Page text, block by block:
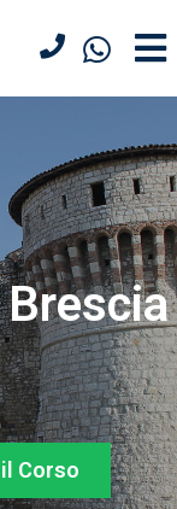
Corso